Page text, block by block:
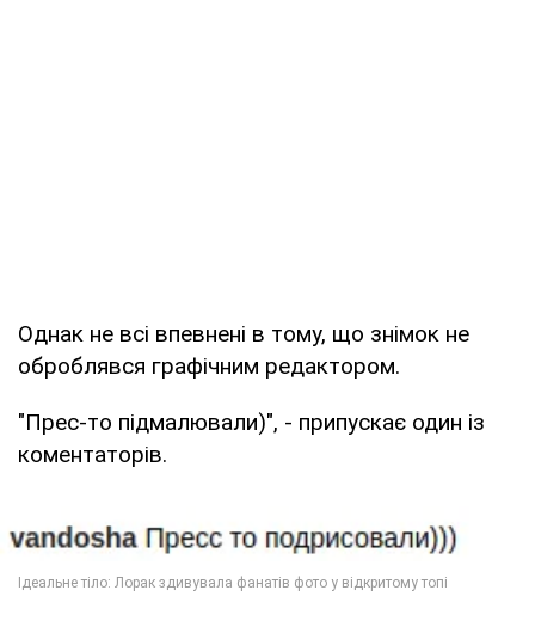
Однак не всі впевнені в тому, що знімок не
оброблявся графічним редактором.
"Прес-то підмалювали)", - припускає один із
коментаторів.